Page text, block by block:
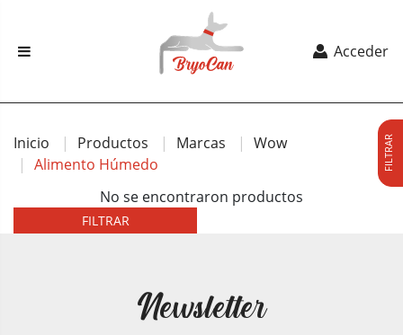
Acceder
Inicio Productos Marcas
Wow
Alimento Húmedo
No se encontraron productos
FILTRAR
FILTRAR
Newsletter